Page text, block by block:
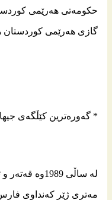
گازی هه‌رێمی كوردستان
* گەورەترین كێڵگەی